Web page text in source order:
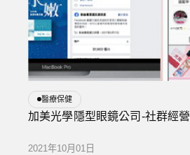
醫療保健
加美光學隱型眼鏡公司-社群經營
2021年10月01日